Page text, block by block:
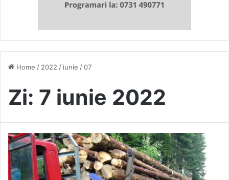
Home / 2022 / iunie /07
Zi: 7 iunie 2022